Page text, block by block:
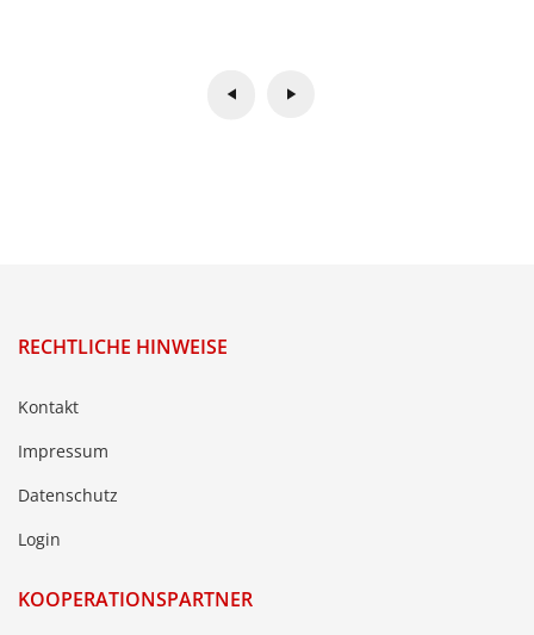
RECHTLICHE HINWEISE
Kontakt
Impressum
Datenschutz
Login
KOOPERATIONSPARTNER